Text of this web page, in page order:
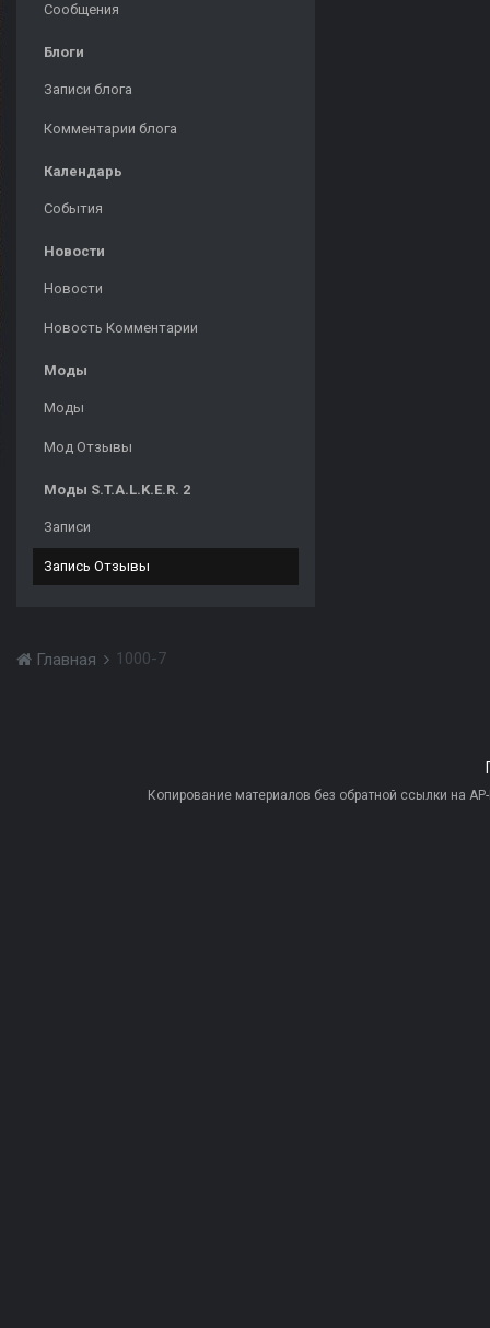
Сообщения
Блоги
Записи блога
Комментарии блога
Календарь
События
Новости
Новости
Новость Комментарии
Моды
Моды
Мод Отзывы
Моды S.T.A.L.K.E.R. 2
Записи
Запись Отзывы
Главная 1000-7
Копирование материалов без обратной ссылки на